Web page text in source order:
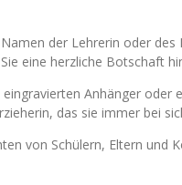
der Lehrerin oder des
eine herzliche Botschaft
Anhänger oder
das sie immer bei
von Schülern, Eltern und